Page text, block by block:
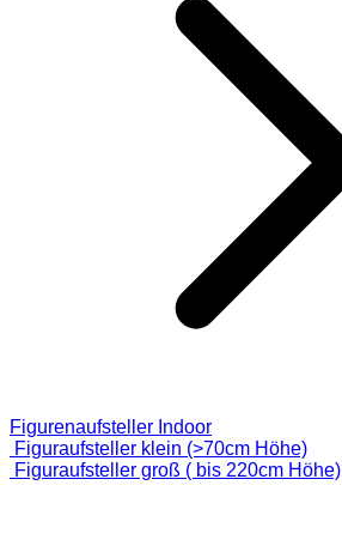
Figurenaufsteller Indoor
Figuraufsteller klein (>70cm Höhe)
Figuraufsteller groß ( bis 220cm Höhe)